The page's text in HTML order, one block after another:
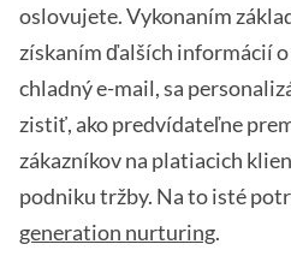
oslovujete. Vykonaním
získaním ďalších informácií
chladný e-mail, sa
zistiť, ako predvídateľne
zákazníkov na platiacich
podniku tržby. Na to isté
generation nurturing.